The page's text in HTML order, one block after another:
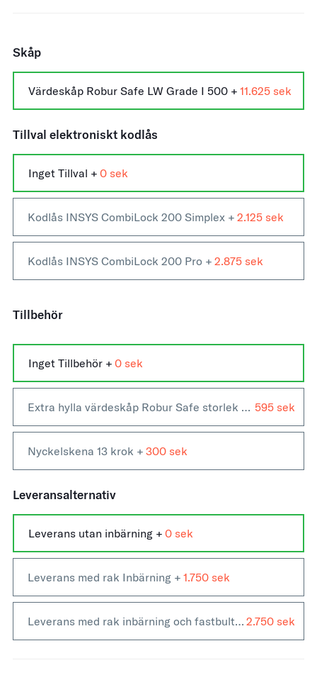
Skåp
Värdeskåp Robur Safe LW Grade I 500 + 11.625
Tillval elektroniskt kodlås
Inget Tillval + 0
Kodlås INSYS CombiLock 200 Simplex + 2.125
Kodlås INSYS CombiLock 200 Pro + 2.875
Tillbehör
Inget Tillbehör + 0
Extra hylla värdeskåp Robur Safe storlek 500-1500 +
595
Nyckelskena 13 krok + 300
Leveransalternativ
Leverans utan inbärning + 0
Leverans med rak Inbärning + 1.750
Leverans med rak inbärning och fastbultning + 2.750